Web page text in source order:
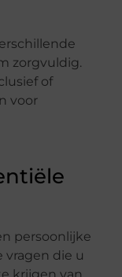
zorgvuldig.
of
voor
persoonlijke
vragen die u